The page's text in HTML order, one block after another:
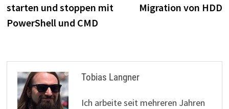
starten und stoppen mit
PowerShell und CMD
Migration von HDD
Tobias Langner
Ich arbeite seit mehreren Jahren